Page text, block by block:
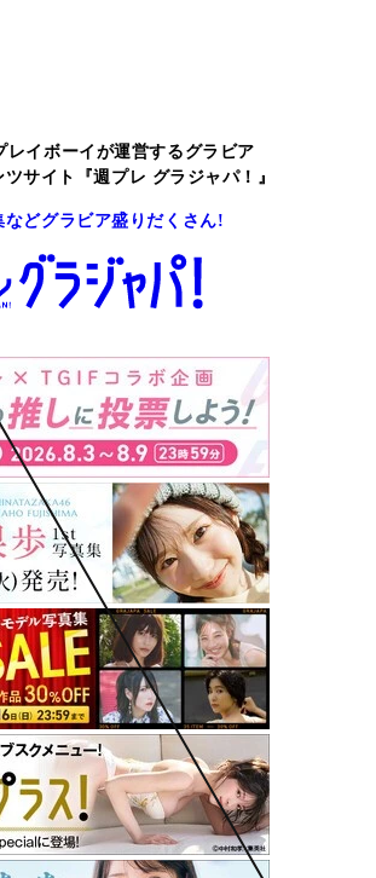
レイボーイが運営するグラビア
ツサイト『週プレ グラジャパ！』
などグラビア盛りだくさん!